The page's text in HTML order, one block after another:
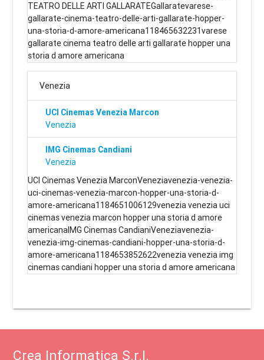
TEATRO DELLE ARTI GALLARATEGallaratevarese-
gallarate-cinema-teatro-delle-arti-gallarate-hopper-
una-storia-d-amore-americana118465632231varese
gallarate cinema teatro delle arti gallarate hopper una
storia d amore americana
Venezia
UCI Cinemas Venezia Marcon
Venezia
IMG Cinemas Candiani
Venezia
UCI Cinemas Venezia MarconVeneziavenezia-venezia-
uci-cinemas-venezia-marcon-hopper-una-storia-d-
amore-americana1184651006129venezia venezia uci
cinemas venezia marcon hopper una storia d amore
americanaIMG Cinemas CandianiVeneziavenezia-
venezia-img-cinemas-candiani-hopper-una-storia-d-
amore-americana1184653852622venezia venezia img
cinemas candiani hopper una storia d amore americana
Crea Informatica S.r.l.